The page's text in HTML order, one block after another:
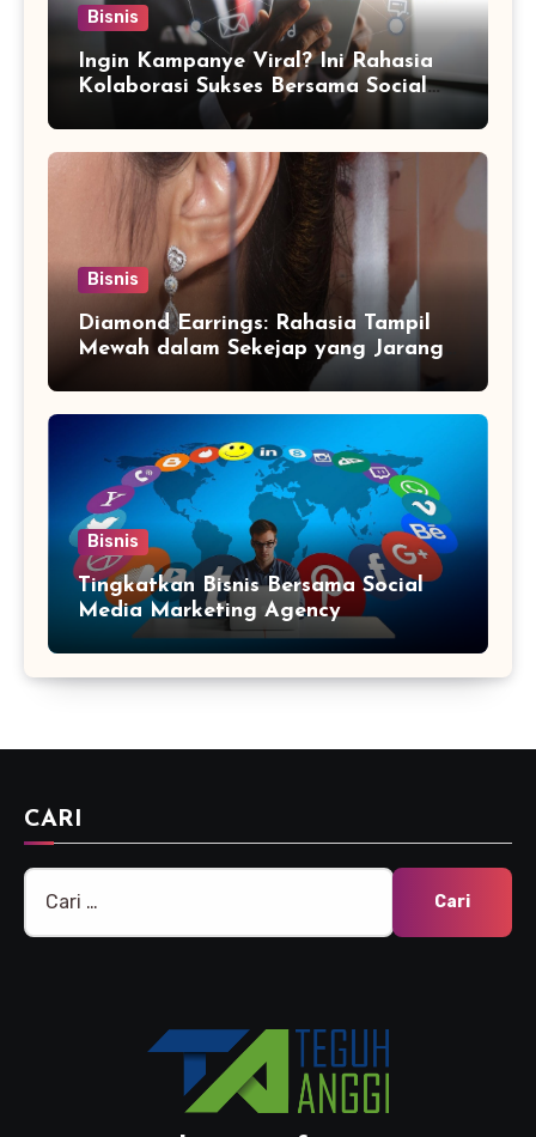
Bisnis
Ingin Kampanye Viral? Ini Rahasia
Kolaborasi Sukses Bersama Social
Media Marketing Agency
Bisnis
Diamond Earrings: Rahasia Tampil
Mewah dalam Sekejap yang Jarang
Bisnis
Tingkatkan Bisnis Bersama Social
Media Marketing Agency
CARI
Cari